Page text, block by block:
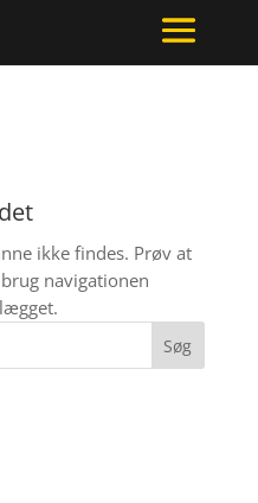
ikke findes. Prøv at
navigationen